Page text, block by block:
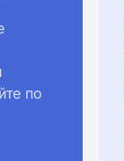
по